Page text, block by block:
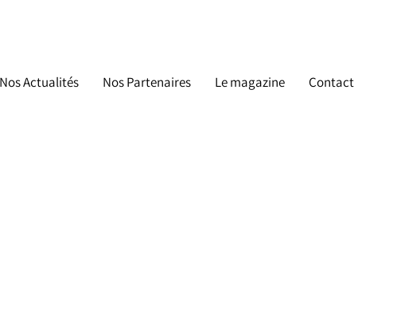
Nos Actualités Nos Partenaires Le magazine Contact